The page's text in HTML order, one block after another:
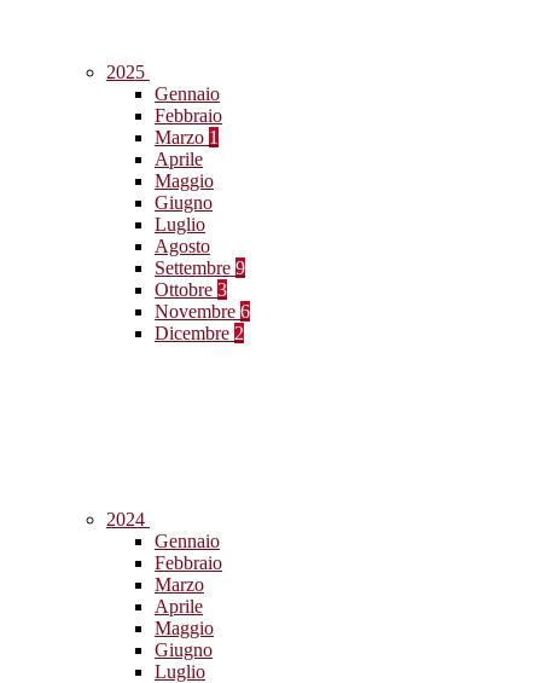
2025
Gennaio
Febbraio
Marzo 1
Aprile
Maggio
Giugno
Luglio
Agosto
Settembre 9
Ottobre 3
Novembre 6
Dicembre 2
2024
Gennaio
Febbraio
Marzo
Aprile
Maggio
Giugno
Luglio